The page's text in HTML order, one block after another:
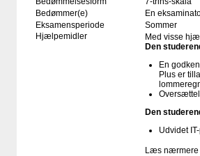
Bedømmer(e)
En
Eksamensperiode
Sommer
Hjælpemidler
Med visse
Den
En
Plus er
Den
Udvidet
Læs nærmere